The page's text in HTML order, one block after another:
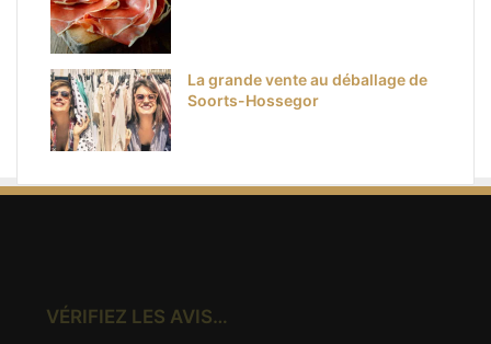
La grande vente au déballage de
Soorts-Hossegor
VÉRIFIEZ LES AVIS…